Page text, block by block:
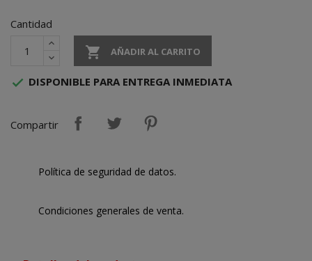
Cantidad
 AÑADIR AL CARRITO
 DISPONIBLE PARA ENTREGA INMEDIATA
Compartir
Política de seguridad de datos.
Condiciones generales de venta.